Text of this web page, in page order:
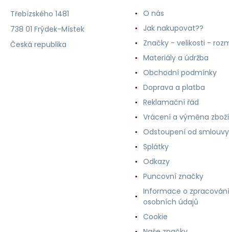
Třebízského 1481
738 01 Frýdek-Místek
Česká republika
O nás
Jak nakupovat??
Značky - velikosti -
Materiály a údržba
Obchodní podmínky
Doprava a platba
Reklamační řád
Vrácení a výměna zboží
Odstoupení od smlouvy
Splátky
Odkazy
Puncovní značky
Informace o zpracování
osobních údajů
Cookie